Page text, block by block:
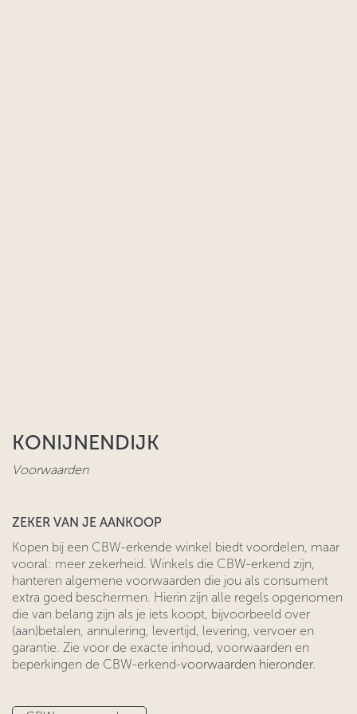
KONIJNENDIJK
Voorwaarden
ZEKER VAN JE AANKOOP
​Kopen bij een CBW-erkende winkel biedt voordelen, maar
vooral: meer zekerheid. Winkels die CBW-erkend zijn,
hanteren algemene voorwaarden ​die jou als consument
extra goed beschermen. Hierin zijn alle regels ​opgenomen
die van belang zijn als je iets koopt, bijvoorbeeld over
(aan)betalen, annulering, levertijd, levering, vervoer en
garantie. Zie voor ​de exacte inhoud, voorwaarden en
beperkingen de CBW-erkend-voorwaarden hieronder.